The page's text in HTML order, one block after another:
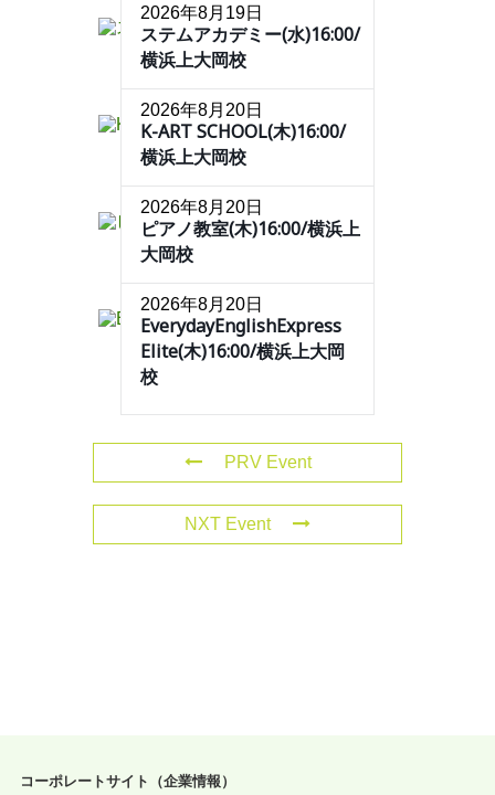
2026年8月19日
ステムアカデミー(水)16:00/
横浜上大岡校
2026年8月20日
K-ART SCHOOL(木)16:00/
横浜上大岡校
2026年8月20日
ピアノ教室(木)16:00/横浜上
大岡校
2026年8月20日
EverydayEnglishExpress
Elite(木)16:00/横浜上大岡
校
PRV Event
NXT Event
コーポレートサイト（企業情報）